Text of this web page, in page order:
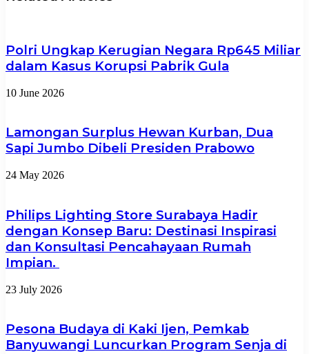
Polri Ungkap Kerugian Negara Rp645 Miliar
dalam Kasus Korupsi Pabrik Gula
10 June 2026
Lamongan Surplus Hewan Kurban, Dua
Sapi Jumbo Dibeli Presiden Prabowo
24 May 2026
Philips Lighting Store Surabaya Hadir
dengan Konsep Baru: Destinasi Inspirasi
dan Konsultasi Pencahayaan Rumah
Impian.
23 July 2026
Pesona Budaya di Kaki Ijen, Pemkab
Banyuwangi Luncurkan Program Senja di